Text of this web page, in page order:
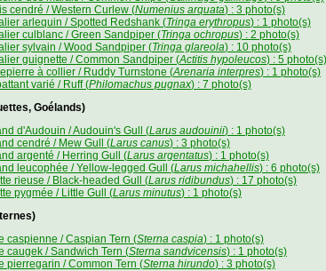
cendré / Western Curlew (Numenius arquata) : 3 photo(s)
arlequin / Spotted Redshank (Tringa erythropus) : 1 photo(s)
culblanc / Green Sandpiper (Tringa ochropus) : 2 photo(s)
sylvain / Wood Sandpiper (Tringa glareola) : 10 photo(s)
guignette / Common Sandpiper (Actitis hypoleucos) : 5 photo(s)
à collier / Ruddy Turnstone (Arenaria interpres) : 1 photo(s)
varié / Ruff (Philomachus pugnax) : 7 photo(s)
Goélands)
d'Audouin / Audouin's Gull (Larus audouinii) : 1 photo(s)
cendré / Mew Gull (Larus canus) : 3 photo(s)
argenté / Herring Gull (Larus argentatus) : 1 photo(s)
leucophée / Yellow-legged Gull (Larus michahellis) : 6 photo(s)
rieuse / Black-headed Gull (Larus ridibundus) : 17 photo(s)
pygmée / Little Gull (Larus minutus) : 1 photo(s)
caspienne / Caspian Tern (Sterna caspia) : 1 photo(s)
caugek / Sandwich Tern (Sterna sandvicensis) : 1 photo(s)
pierregarin / Common Tern (Sterna hirundo) : 3 photo(s)